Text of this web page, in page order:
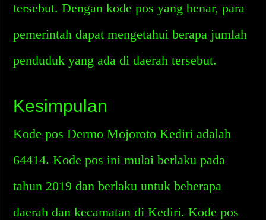
tersebut. Dengan kode pos yang benar, para
pemerintah dapat mengetahui berapa jumlah
penduduk yang ada di daerah tersebut.
Kesimpulan
Kode pos Dermo Mojoroto Kediri adalah
64414. Kode pos ini mulai berlaku pada
tahun 2019 dan berlaku untuk beberapa
daerah dan kecamatan di Kediri. Kode pos